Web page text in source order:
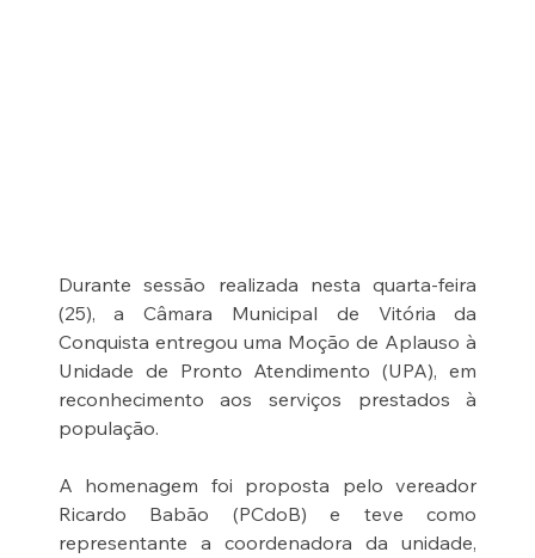
Durante sessão realizada nesta quarta-feira
(25), a Câmara Municipal de Vitória da
Conquista entregou uma Moção de Aplauso à
Unidade de Pronto Atendimento (UPA), em
reconhecimento aos serviços prestados à
população.
A homenagem foi proposta pelo vereador
Ricardo Babão (PCdoB) e teve como
representante a coordenadora da unidade,